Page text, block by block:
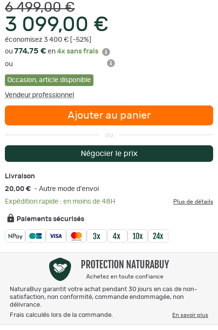
6 499,00 €
3 099,00 €
économisez 3 400 € [-52%]
ou 774,75 € en 4x sans frais
ou
Occasion, article disponible
Vendeur professionnel
Ajouter au panier
ou
Négocier le prix
Livraison
20,00 € - Autre mode d'envoi
Expédition rapide : en moins de 48H
Plus de détails
Paiements sécurisés
PROTECTION NATURABUY
Achetez en toute confiance
NaturaBuy garantit votre achat pendant 30 jours en cas de non-
satisfaction, non conformité, commande endommagée, non
délivrance.
Frais calculés lors de la commande.
En savoir plus